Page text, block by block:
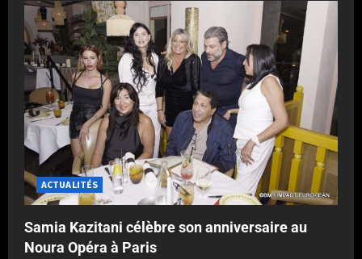
ACTUALITÉS
Samia Kazitani célèbre son anniversaire au
Noura Opéra à Paris